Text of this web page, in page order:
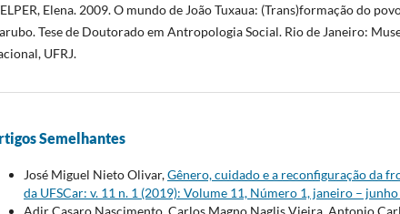
Elena. 2009. O mundo de João Tuxaua: (Trans)formação do
Tese de Doutorado em Antropologia Social. Rio de Janeiro:
UFRJ.
Semelhantes
José Miguel Nieto Olivar,Gênero, cuidado e a reconfiguração da
da UFSCar: v. 11 n. 1 (2019): Volume 11, Número 1, janeiro –